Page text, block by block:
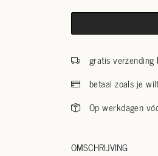
gratis
betaal zoals je
Op werkdagen
OMSCHRIJVING